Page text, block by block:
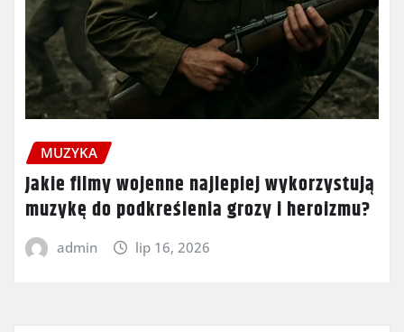
MUZYKA
Jakie filmy wojenne najlepiej wykorzystują
muzykę do podkreślenia grozy i heroizmu?
admin lip 16, 2026